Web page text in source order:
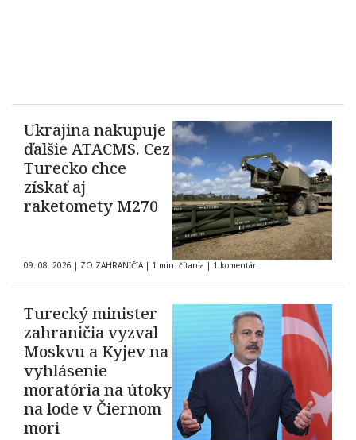
Ukrajina nakupuje
ďalšie ATACMS. Cez
Turecko chce
získať aj
raketomety M270
09. 08. 2026 | ZO ZAHRANIČIA | 1 min. čítania | 1 komentár
Turecký minister
zahraničia vyzval
Moskvu a Kyjev na
vyhlásenie
moratória na útoky
na lode v Čiernom
mori